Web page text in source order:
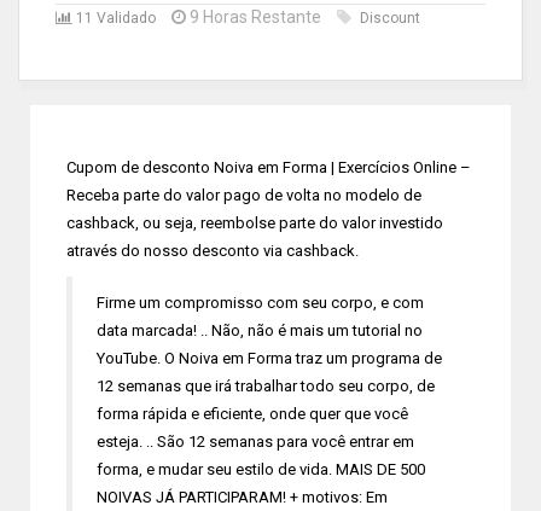
11 Validado 9 Horas Restante Discount
Cupom de desconto Noiva em Forma | Exercícios Online –
Receba parte do valor pago de volta no modelo de
cashback, ou seja, reembolse parte do valor investido
através do nosso desconto via cashback.
Firme um compromisso com seu corpo, e com
data marcada! .. Não, não é mais um tutorial no
YouTube. O Noiva em Forma traz um programa de
12 semanas que irá trabalhar todo seu corpo, de
forma rápida e eficiente, onde quer que você
esteja. .. São 12 semanas para você entrar em
forma, e mudar seu estilo de vida. MAIS DE 500
NOIVAS JÁ PARTICIPARAM! + motivos: Em